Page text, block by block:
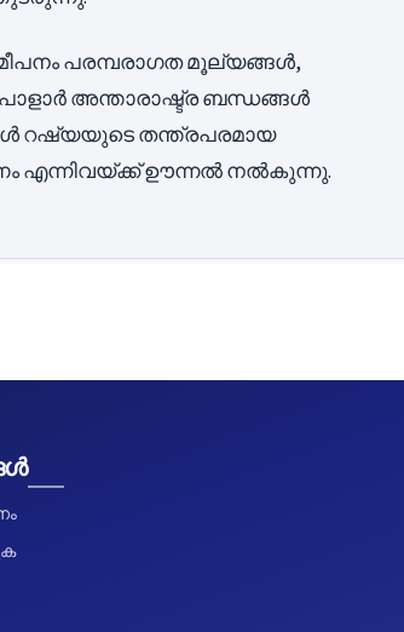
പരമ്പരാഗത മൂല്യങ്ങൾ,
അന്താരാഷ്ട്ര ബന്ധങ്ങൾ
റഷ്യയുടെ തന്ത്രപരമായ
എന്നിവയ്ക്ക് ഊന്നൽ നൽകുന്നു.